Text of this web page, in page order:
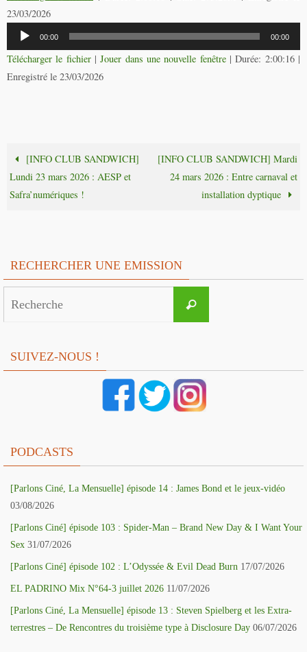
23/03/2026
Lecteur
audio
00:00 00:00
Télécharger le fichier|Jouer dans une nouvelle fenêtre|Durée: 2:00:16|
Enregistré le 23/03/2026
[INFO CLUB SANDWICH]
Lundi 23 mars 2026 : AESP et
Safra’numériques !
[INFO CLUB SANDWICH] Mardi
24 mars 2026 : Entre carnaval et
installation dyptique
RECHERCHER UNE EMISSION
Recherche
SUIVEZ-NOUS !
PODCASTS
[Parlons Ciné, La Mensuelle] épisode 14 : James Bond et le jeux-vidéo
03/08/2026
[Parlons Ciné] épisode 103 : Spider-Man – Brand New Day & I Want Your
Sex 31/07/2026
[Parlons Ciné] épisode 102 : L’Odyssée & Evil Dead Burn 17/07/2026
EL PADRINO Mix N°64-3 juillet 2026 11/07/2026
[Parlons Ciné, La Mensuelle] épisode 13 : Steven Spielberg et les Extra-
terrestres – De Rencontres du troisième type à Disclosure Day 06/07/2026